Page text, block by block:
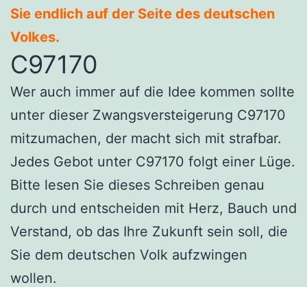
Sie endlich auf der Seite des deutschen
Volkes.
C97170
Wer auch immer auf die Idee kommen sollte
unter dieser Zwangsversteigerung C97170
mitzumachen, der macht sich mit strafbar.
Jedes Gebot unter C97170 folgt einer Lüge.
Bitte lesen Sie dieses Schreiben genau
durch und entscheiden mit Herz, Bauch und
Verstand, ob das Ihre Zukunft sein soll, die
Sie dem deutschen Volk aufzwingen
wollen.